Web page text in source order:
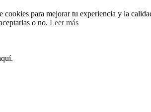
cookies para mejorar tu experiencia y la
o no. Leer más